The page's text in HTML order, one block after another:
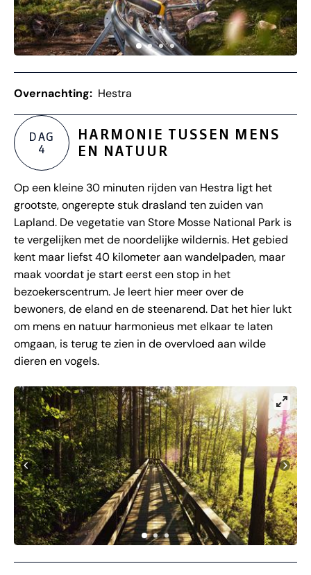
Overnachting: Hestra
DAG
4
HARMONIE TUSSEN MENS
EN NATUUR
Op een kleine 30 minuten rijden van Hestra ligt het
grootste, ongerepte stuk drasland ten zuiden van
Lapland. De vegetatie van Store Mosse National Park is
te vergelijken met de noordelijke wildernis. Het gebied
kent maar liefst 40 kilometer aan wandelpaden, maar
maak voordat je start eerst een stop in het
bezoekerscentrum. Je leert hier meer over de
bewoners, de eland en de steenarend. Dat het hier lukt
om mens en natuur harmonieus met elkaar te laten
omgaan, is terug te zien in de overvloed aan wilde
dieren en vogels.